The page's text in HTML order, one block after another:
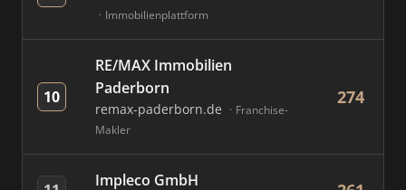
Immobilienplattform
10
RE/MAX Immobilien
Paderborn
remax-paderborn.de
Franchise-
Makler
274
Impleco GmbH